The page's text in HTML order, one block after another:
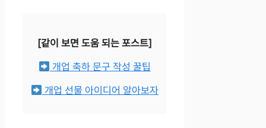
[같이 보면 도움 되는 포스트]
개업 축하 문구 작성 꿀팁
개업 선물 아이디어 알아보자